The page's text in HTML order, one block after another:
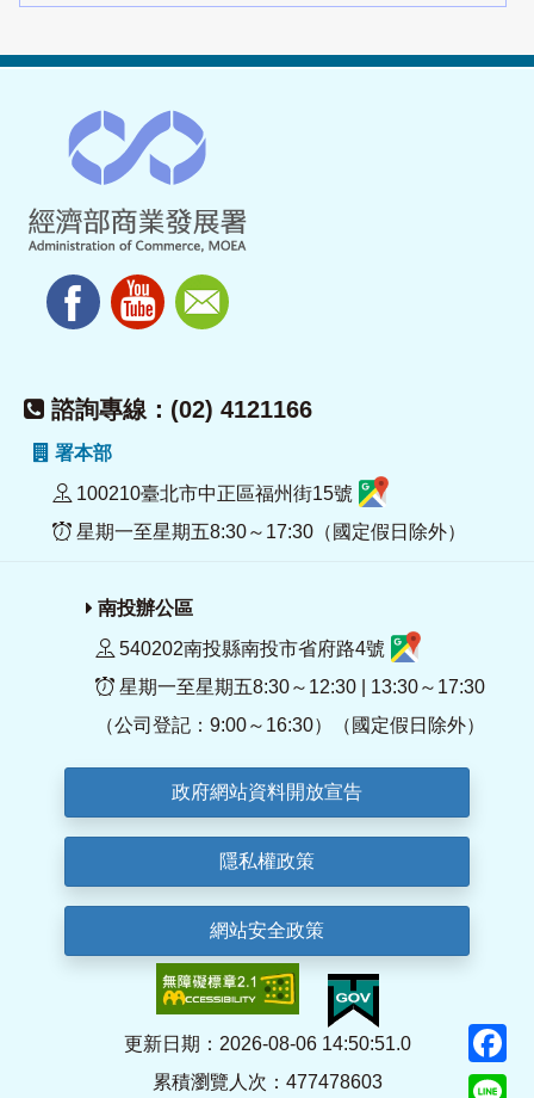
諮詢專線：(02) 4121166
署本部
100210臺北市中正區福州街15號
星期一至星期五8:30～17:30（國定假日除外）
南投辦公區
540202南投縣南投市省府路4號
星期一至星期五8:30～12:30 | 13:30～17:30
（公司登記：9:00～16:30）（國定假日除外）
政府網站資料開放宣告
隱私權政策
網站安全政策
更新日期：2026-08-06 14:50:51.0
累積瀏覽人次：477478603